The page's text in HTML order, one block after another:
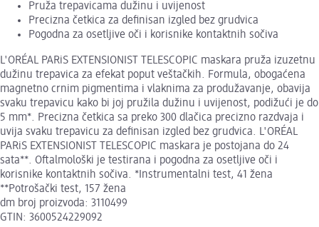
Pruža trepavicama dužinu i uvijenost
Precizna četkica za definisan izgled bez grudvica
Pogodna za osetljive oči i korisnike kontaktnih sočiva
L'ORÉAL PARiS EXTENSIONIST TELESCOPIC maskara pruža izuzetnu
dužinu trepavica za efekat poput veštačkih. Formula, obogaćena
magnetno crnim pigmentima i vlaknima za produžavanje, obavija
svaku trepavicu kako bi joj pružila dužinu i uvijenost, podižući je do
5 mm*. Precizna četkica sa preko 300 dlačica precizno razdvaja i
uvija svaku trepavicu za definisan izgled bez grudvica. L'ORÉAL
PARiS EXTENSIONIST TELESCOPIC maskara je postojana do 24
sata**. Oftalmološki je testirana i pogodna za osetljive oči i
korisnike kontaktnih sočiva. *Instrumentalni test, 41 žena
**Potrošački test, 157 žena
dm broj proizvoda: 3110499
GTIN: 3600524229092